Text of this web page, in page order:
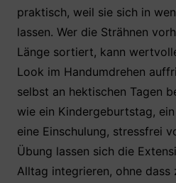
praktisch, weil sie sich in
lassen. Wer die Strähnen
Länge sortiert, kann
Look im Handumdrehen
selbst an hektischen Tagen
wie ein Kindergeburtstag,
eine Einschulung, stressfrei
Übung lassen sich die
Alltag integrieren, ohne dass